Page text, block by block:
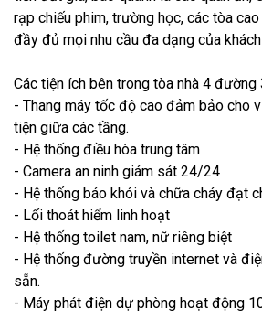
rạp chiếu phim, trường học, các tòa
đầy đủ mọi nhu cầu đa dạng của
Các tiện ích bên trong tòa nhà 4 đường
- Thang máy tốc độ cao đảm bảo cho
tiện giữa các tầng.
- Hệ thống điều hòa trung tâm
- Camera an ninh giám sát 24/24
- Hệ thống báo khói và chữa cháy đạt
- Lối thoát hiểm linh hoạt
- Hệ thống toilet nam, nữ riêng biệt
- Hệ thống đường truyền internet và
sẵn.
- Máy phát điện dự phòng hoạt động